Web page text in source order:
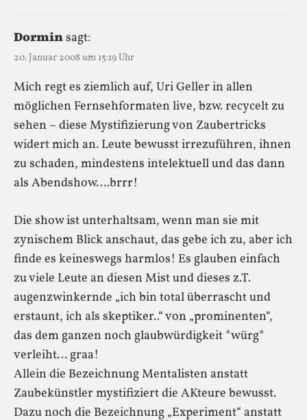
Dorminsagt:
20. Januar 2008 um 15:19 Uhr
Mich regt es ziemlich auf, Uri Geller in allen
möglichen Fernsehformaten live, bzw. recycelt zu
sehen – diese Mystifizierung von Zaubertricks
widert mich an. Leute bewusst irrezuführen, ihnen
zu schaden, mindestens intelektuell und das dann
als Abendshow….brrr!
Die show ist unterhaltsam, wenn man sie mit
zynischem Blick anschaut, das gebe ich zu, aber ich
finde es keineswegs harmlos! Es glauben einfach
zu viele Leute an diesen Mist und dieses z.T.
augenzwinkernde „ich bin total überrascht und
erstaunt, ich als skeptiker..“ von „prominenten“,
das dem ganzen noch glaubwürdigkeit *würg*
verleiht… graa!
Allein die Bezeichnung Mentalisten anstatt
Zaubekünstler mystifiziert die AKteure bewusst.
Dazu noch die Bezeichnung „Experiment“ anstatt